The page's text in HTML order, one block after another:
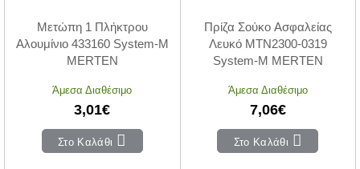
Μετώπη 1 Πλήκτρου
Αλουμίνιο 433160 System-M
MERTEN
Άμεσα Διαθέσιμο
3,01€
Στο Καλάθι
Πρίζα Σούκο Ασφαλείας
Λευκό MTN2300-0319
System-M MERTEN
Άμεσα Διαθέσιμο
7,06€
Στο Καλάθι